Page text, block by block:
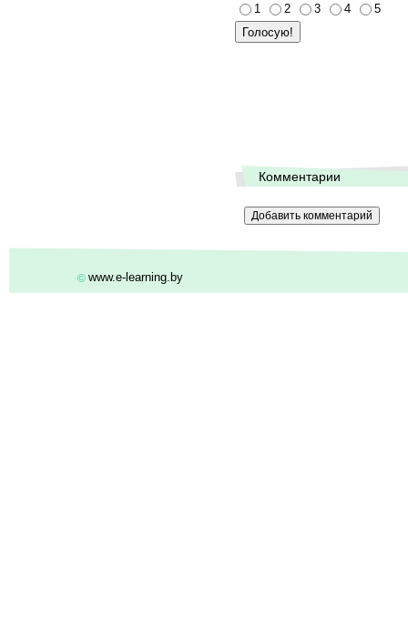
1
2 3 4 5
Комментарии
© www.e-learning.by